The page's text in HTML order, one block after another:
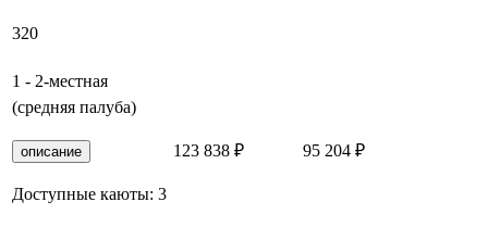
320
1 - 2-местная
(средняя палуба)
описание
Доступные каюты: 3
123 838 ₽ 95 204 ₽